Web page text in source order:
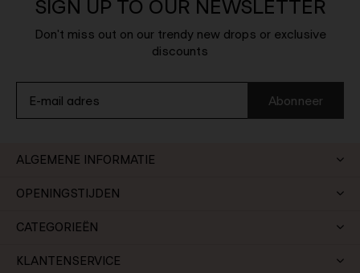
SIGN UP TO OUR NEWSLETTER
Don't miss out on our trendy new drops or exclusive
discounts
Abonneer
ALGEMENE INFORMATIE
OPENINGSTIJDEN
CATEGORIEËN
KLANTENSERVICE